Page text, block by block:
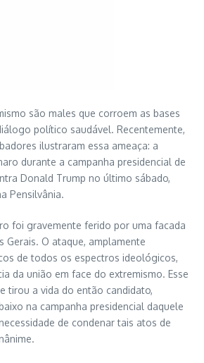
são males que corroem as bases
político saudável. Recentemente,
ilustraram essa ameaça: a
durante a campanha presidencial de
Donald Trump no último sábado,
Pensilvânia.
foi gravemente ferido por uma facada
Gerais. O ataque, amplamente
de todos os espectros ideológicos,
da união em face do extremismo. Esse
tirou a vida do então candidato,
na campanha presidencial daquele
de condenar tais atos de